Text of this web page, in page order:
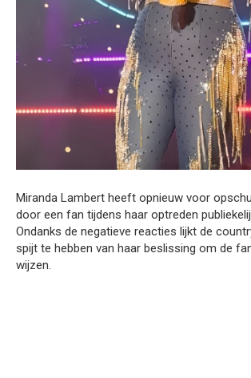
Miranda Lambert heeft opnieuw voor
door een fan tijdens haar optreden
Ondanks de negatieve reacties lijkt de
spijt te hebben van haar beslissing om de
wijzen.